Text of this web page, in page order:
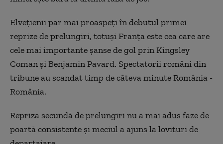
Elvețienii par mai proaspeți în debutul primei
reprize de prelungiri, totuși Franța este cea care are
cele mai importante șanse de gol prin Kingsley
Coman și Benjamin Pavard. Spectatorii români din
tribune au scandat timp de câteva minute România -
România.
Repriza secundă de prelungiri nu a mai adus faze de
poartă consistente și meciul a ajuns la lovituri de